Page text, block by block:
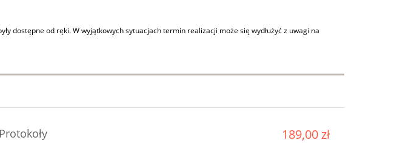
dostępne od ręki. W wyjątkowych sytuacjach termin realizacji może się wydłużyć z uwagi na
189,00 zł